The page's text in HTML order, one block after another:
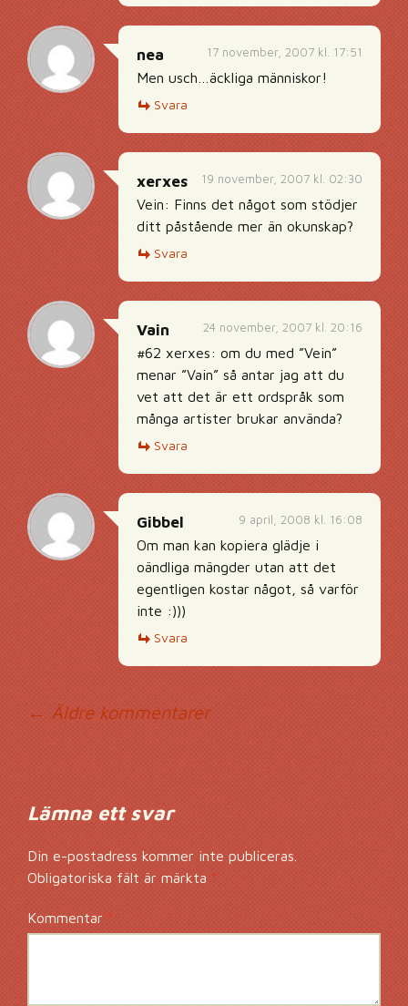
17 november, 2007 kl. 17:51
nea
Men usch…äckliga människor!
Svara
19 november, 2007 kl. 02:30
xerxes
Vein: Finns det något som stödjer
ditt påstående mer än okunskap?
Svara
24 november, 2007 kl. 20:16
Vain
#62 xerxes: om du med ”Vein”
menar ”Vain” så antar jag att du
vet att det är ett ordspråk som
många artister brukar använda?
Svara
9 april, 2008 kl. 16:08
Gibbel
Om man kan kopiera glädje i
oändliga mängder utan att det
egentligen kostar något, så varför
inte :)))
Svara
← Äldre kommentarer
Lämna ett svar
Din e-postadress kommer inte publiceras.
Obligatoriska fält är märkta *
Kommentar*